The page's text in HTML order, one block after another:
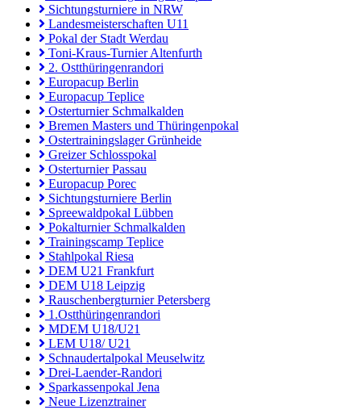
Sichtungsturniere in NRW
Landesmeisterschaften U11
Pokal der Stadt Werdau
Toni-Kraus-Turnier Altenfurth
2. Ostthüringenrandori
Europacup Berlin
Europacup Teplice
Osterturnier Schmalkalden
Bremen Masters und Thüringenpokal
Ostertrainingslager Grünheide
Greizer Schlosspokal
Osterturnier Passau
Europacup Porec
Sichtungsturniere Berlin
Spreewaldpokal Lübben
Pokalturnier Schmalkalden
Trainingscamp Teplice
Stahlpokal Riesa
DEM U21 Frankfurt
DEM U18 Leipzig
Rauschenbergturnier Petersberg
1.Ostthüringenrandori
MDEM U18/U21
LEM U18/ U21
Schnaudertalpokal Meuselwitz
Drei-Laender-Randori
Sparkassenpokal Jena
Neue Lizenztrainer